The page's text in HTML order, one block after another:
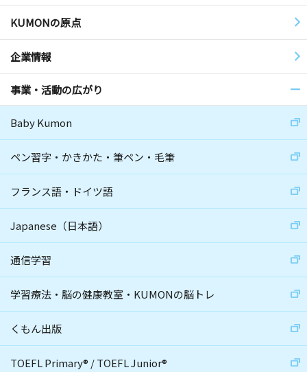
KUMONの原点
企業情報
事業・活動の広がり
Baby Kumon
ペン習字・かきかた・筆ペン・毛筆
フランス語・ドイツ語
Japanese（日本語）
通信学習
学習療法・脳の健康教室・KUMONの脳トレ
くもん出版
TOEFL Primary® /TOEFL Junior®